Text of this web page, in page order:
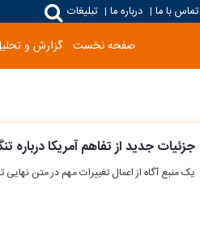
تماس با ما | درباره ما | تبلیغات
صفحه نخست گزارش و
جزئیات جدید از تفاهم آمریکا درباره
یک منبع آگاه از اعمال تغییرات مهم در متن نهایی